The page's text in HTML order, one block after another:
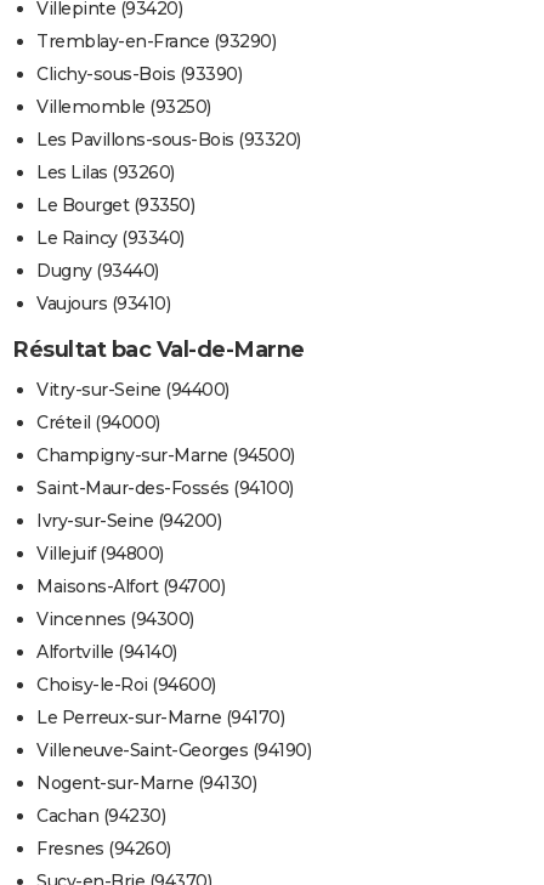
Villepinte (93420)
Tremblay-en-France (93290)
Clichy-sous-Bois (93390)
Villemomble (93250)
Les Pavillons-sous-Bois (93320)
Les Lilas (93260)
Le Bourget (93350)
Le Raincy (93340)
Dugny (93440)
Vaujours (93410)
Résultat bac Val-de-Marne
Vitry-sur-Seine (94400)
Créteil (94000)
Champigny-sur-Marne (94500)
Saint-Maur-des-Fossés (94100)
Ivry-sur-Seine (94200)
Villejuif (94800)
Maisons-Alfort (94700)
Vincennes (94300)
Alfortville (94140)
Choisy-le-Roi (94600)
Le Perreux-sur-Marne (94170)
Villeneuve-Saint-Georges (94190)
Nogent-sur-Marne (94130)
Cachan (94230)
Fresnes (94260)